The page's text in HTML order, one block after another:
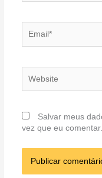
Salvar meus
vez que eu comentar.